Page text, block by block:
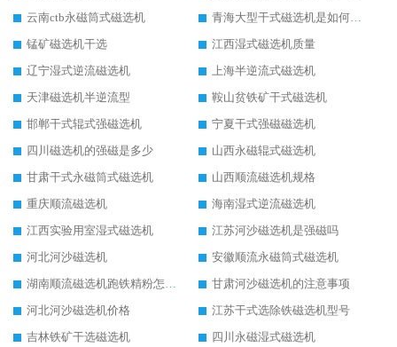
云南ctb永磁筒式磁选机
青海大型干式磁选机是如何选矿的
锰矿磁选机干选
江西湿式磁选机质量
辽宁湿式逆流磁选机
上海半逆流式磁选机
天津磁选机半逆流型
鞍山贫铁矿干式磁选机
邯郸干式辊式强磁选机
宁夏干式强磁磁选机
四川磁选机的强磁是多少
山西永磁辊式磁选机
甘肃干式永磁筒式磁选机
山西顺流磁选机规格
重庆顺流磁选机
海南湿式逆流磁选机
江西实验用室湿式磁选机
江苏河沙磁选机是强磁吗
河北河沙磁选机
安徽顺流永磁筒式磁选机
湖南顺流磁选机跑铁精粉怎么处理
甘肃河沙磁选机的注意事项
河北河沙磁选机价格
江苏干式选除铁磁选机型号
吉林铁矿干选磁选机
四川永磁湿式磁选机